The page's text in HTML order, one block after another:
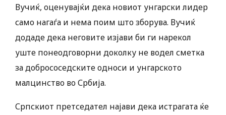
Вучиќ, оценувајќи дека новиот унгарски лидер
само нагаѓа и нема поим што зборува. Вучиќ
додаде дека неговите изјави би ги нарекол
уште понеодговорни доколку не водел сметка
за добрососедските односи и унгарското
малцинство во Србија.
Српскиот претседател најави дека истрагата ќе